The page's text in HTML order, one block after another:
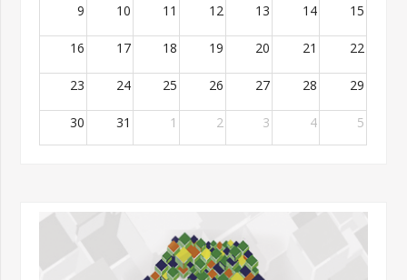
9 10 11 12 13 14 15
16 17 18 19 20 21 22
23 24 25 26 27 28 29
30 31 1 2 3 4 5